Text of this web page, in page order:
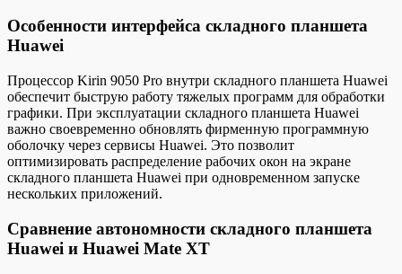
Особенности интерфейса складного планшета
Huawei
Процессор Kirin 9050 Pro внутри складного планшета Huawei
обеспечит быструю работу тяжелых программ для обработки
графики. При эксплуатации складного планшета Huawei
важно своевременно обновлять фирменную программную
оболочку через сервисы Huawei. Это позволит
оптимизировать распределение рабочих окон на экране
складного планшета Huawei при одновременном запуске
нескольких приложений.
Сравнение автономности складного планшета
Huawei и Huawei Mate XT